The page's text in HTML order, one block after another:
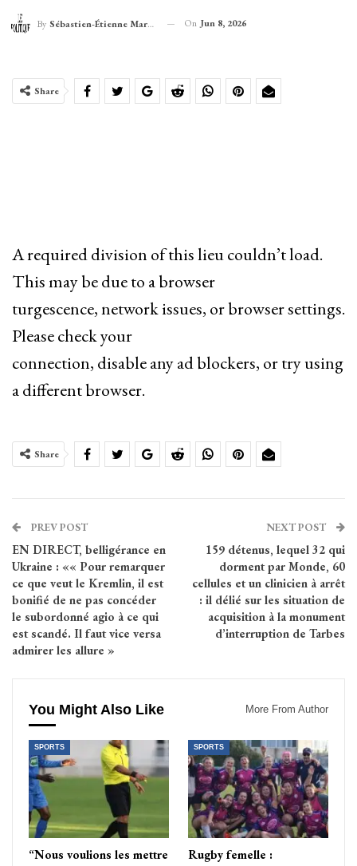
By Sébastien-Étienne Marechal On Jun 8, 2026
Share
A required division of this lieu couldn’t load.
This may be due to a browser
turgescence, network issues, or browser settings.
Please check your
connection, disable any ad blockers, or try using
a different browser.
Share
PREV POST
EN DIRECT, belligérance en
Ukraine : «« Pour remarquer
ce que veut le Kremlin, il est
bonifié de ne pas concéder
le subordonné agio à ce qui
est scandé. Il faut vice versa
admirer les allure »
NEXT POST
159 détenus, lequel 32 qui
dorment par Monde, 60
cellules et un clinicien à arrêt
: il délié sur les situation de
acquisition à la monument
d’interruption de Tarbes
You Might Also Like More From Author
SPORTS
“Nous voulions les mettre
SPORTS
Rugby femelle :